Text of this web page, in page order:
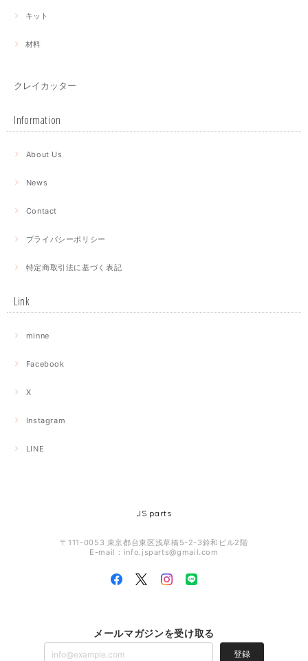
キット
材料
クレイカッター
Information
About Us
News
Contact
プライバシーポリシー
特定商取引法に基づく表記
Link
minne
Facebook
X
Instagram
LINE
JS parts
〒111-0053 東京都台東区浅草橋5-2-3鈴和ビル2階
E-mail： info.jsparts@gmail.com
メールマガジンを受け取る
登録